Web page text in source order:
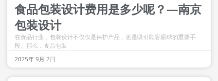
食品包装设计费用是多少呢？—南京
包装设计
在食品行业，包装设计不仅仅是保护产品，更是吸引顾客眼球的重要手
段。那么，食品包装
2025年 9月 2日